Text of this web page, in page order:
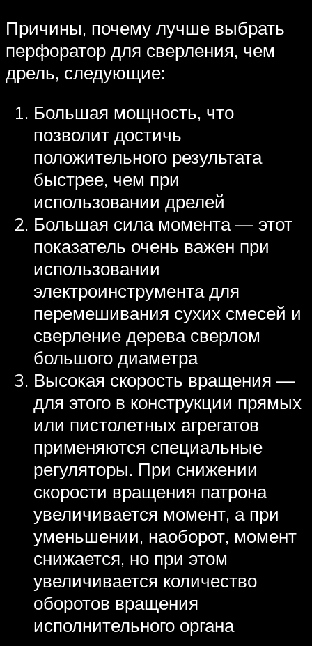
Причины, почему лучше выбрать
перфоратор для сверления, чем
дрель, следующие:
Большая мощность, что
позволит достичь
положительного результата
быстрее, чем при
использовании дрелей
Большая сила момента — этот
показатель очень важен при
использовании
электроинструмента для
перемешивания сухих смесей и
сверление дерева сверлом
большого диаметра
Высокая скорость вращения —
для этого в конструкции прямых
или пистолетных агрегатов
применяются специальные
регуляторы. При снижении
скорости вращения патрона
увеличивается момент, а при
уменьшении, наоборот, момент
снижается, но при этом
увеличивается количество
оборотов вращения
исполнительного органа